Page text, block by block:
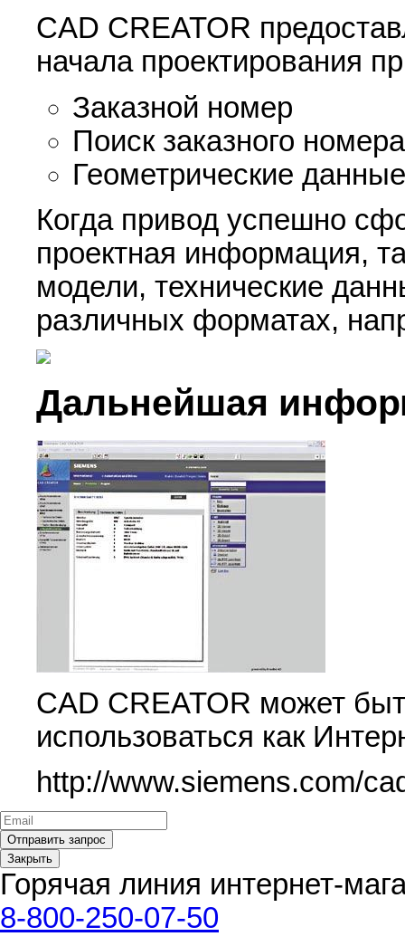
CAD CREATOR
начала проектирования
Заказной номер
Поиск заказного номера
Геометрические данные
Когда привод успешно
проектная информация,
модели, технические
различных форматах,
Дальнейшая
CAD CREATOR может
использоваться как
http://www.siemens.com/
Закрыть
Горячая линия интернет-
8-800-250-07-50